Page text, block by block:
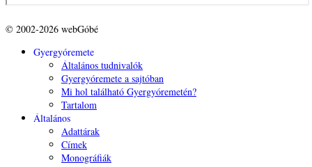
© 2002-2026 webGóbé
Gyergyóremete
Általános tudnivalók
Gyergyóremete a sajtóban
Mi hol található Gyergyóremetén?
Tartalom
Általános
Adattárak
Címek
Monográfiák